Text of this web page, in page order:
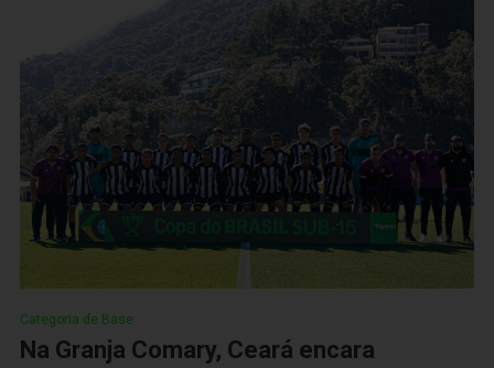
Categoria de Base
Na Granja Comary, Ceará encara